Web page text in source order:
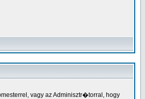
vagy az Adminisztr�torral, hogy